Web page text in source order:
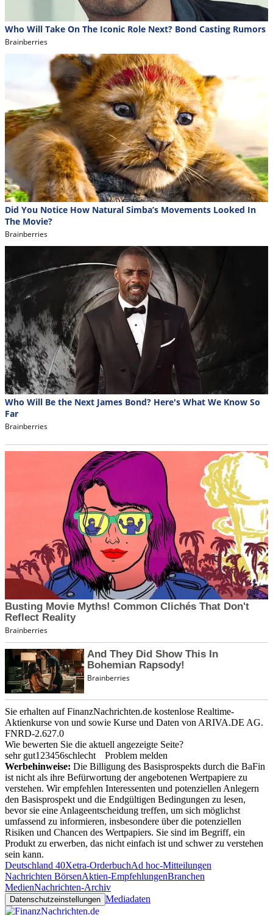
Sie erhalten auf FinanzNachrichten.de kostenlose Realtime-
Aktienkurse von und sowie Kurse und Daten von ARIVA.DE AG.
FNRD-2.627.0
Wie bewerten Sie die aktuell angezeigte Seite?
sehr gut1 23456schlecht
Problem melden
Werbehinweise: Die Billigung des Basisprospekts durch die BaFin
ist nicht als ihre Befürwortung der angebotenen Wertpapiere zu
verstehen. Wir empfehlen Interessenten und potenziellen Anlegern
den Basisprospekt und die Endgültigen Bedingungen zu lesen,
bevor sie eine Anlageentscheidung treffen, um sich möglichst
umfassend zu informieren, insbesondere über die potenziellen
Risiken und Chancen des Wertpapiers. Sie sind im Begriff, ein
Produkt zu erwerben, das nicht einfach ist und schwer zu verstehen
sein kann.
Deutschland 40Xetra-OrderbuchAd hoc-Mitteilungen
Nachrichten BörsenAktien-EmpfehlungenBranchen
MedienNachrichten-Archiv
Datenschutzeinstellungen Mediadaten